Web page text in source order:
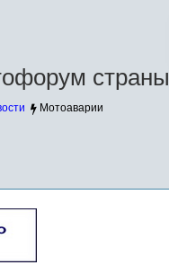
страны
Мотоаварии